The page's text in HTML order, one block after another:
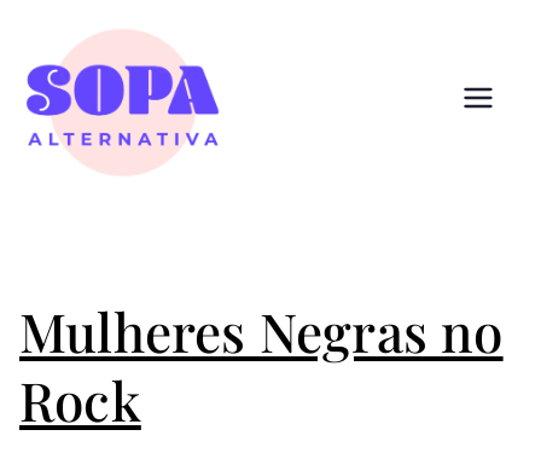
conteúdo
Mulheres Negras no
Rock